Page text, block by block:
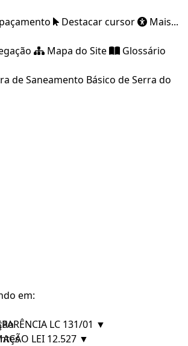
Destacar cursor
Mais...
Mapa do Site Glossário
de Saneamento Básico de Serra do
LC 131/01 ▼
LEI 12.527 ▼
em: